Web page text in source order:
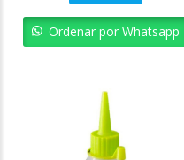
Ordenar por Whatsapp